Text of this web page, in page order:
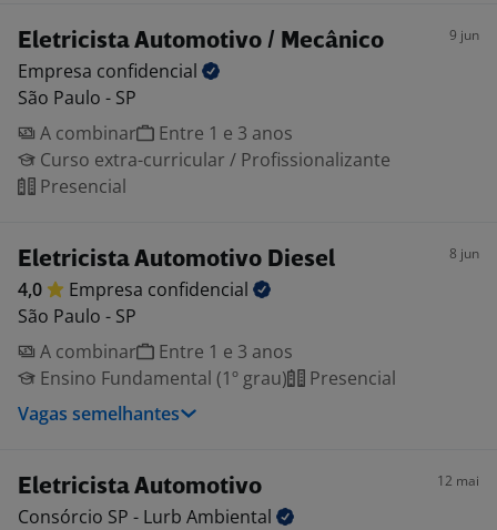
Eletricista Automotivo / Mecânico 9 jun
Empresa confidencial
São Paulo - SP
A combinar
Entre 1 e 3 anos
Curso extra-curricular / Profissionalizante
Presencial
Eletricista Automotivo Diesel 8 jun
4,0 Empresa confidencial
São Paulo - SP
A combinar
Entre 1 e 3 anos
Ensino Fundamental (1º grau)
Presencial
Vagas semelhantes
Eletricista Automotivo 12 mai
Consórcio SP - Lurb Ambiental